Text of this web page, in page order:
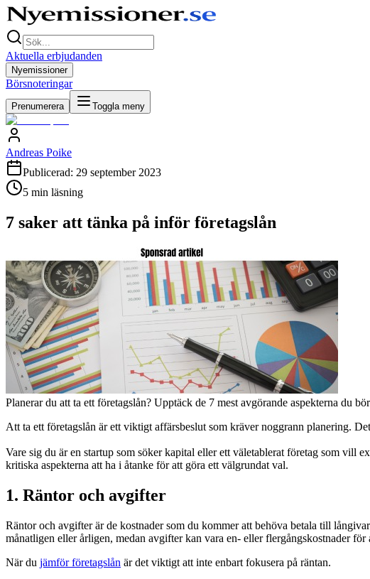
Aktuella erbjudanden
Nyemissioner
Börsnoteringar
Prenumerera Toggla meny
Andreas Poike
Publicerad: 29 september 2023
5 min läsning
7 saker att tänka på inför företagslån
Planerar du att ta ett företagslån? Upptäck de 7 mest avgörande aspekterna du
Att ta ett företagslån är ett viktigt affärsbeslut som kräver noggrann planering.
Vare sig du är en startup som söker kapital eller ett väletablerat företag som vill
kritiska aspekterna att ha i åtanke för att göra ett välgrundat val.
1. Räntor och avgifter
Räntor och avgifter är de kostnader som du kommer att behöva betala till
månatligen eller årligen, medan avgifter kan vara en- eller flergångskostnader
När du jämför företagslån är det viktigt att inte enbart fokusera på räntan.